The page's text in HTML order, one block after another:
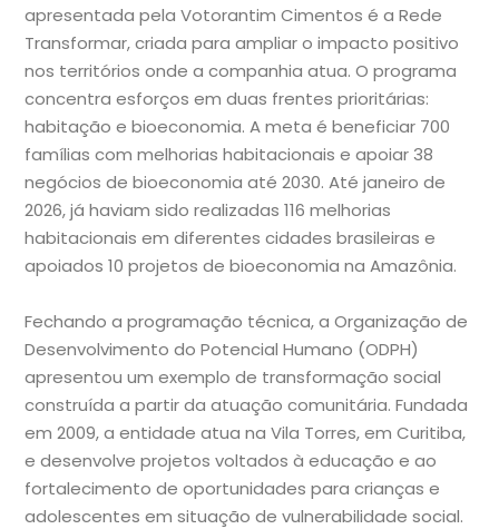
apresentada pela Votorantim Cimentos é a Rede
Transformar, criada para ampliar o impacto positivo
nos territórios onde a companhia atua. O programa
concentra esforços em duas frentes prioritárias:
habitação e bioeconomia. A meta é beneficiar 700
famílias com melhorias habitacionais e apoiar 38
negócios de bioeconomia até 2030. Até janeiro de
2026, já haviam sido realizadas 116 melhorias
habitacionais em diferentes cidades brasileiras e
apoiados 10 projetos de bioeconomia na Amazônia.
Fechando a programação técnica, a Organização de
Desenvolvimento do Potencial Humano (ODPH)
apresentou um exemplo de transformação social
construída a partir da atuação comunitária. Fundada
em 2009, a entidade atua na Vila Torres, em Curitiba,
e desenvolve projetos voltados à educação e ao
fortalecimento de oportunidades para crianças e
adolescentes em situação de vulnerabilidade social.